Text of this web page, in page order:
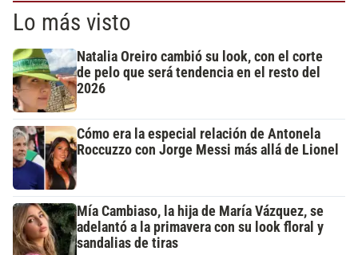
Lo más visto
Natalia Oreiro cambió su look, con el corte
de pelo que será tendencia en el resto del
2026
Cómo era la especial relación de Antonela
Roccuzzo con Jorge Messi más allá de Lionel
Mía Cambiaso, la hija de María Vázquez, se
adelantó a la primavera con su look floral y
sandalias de tiras